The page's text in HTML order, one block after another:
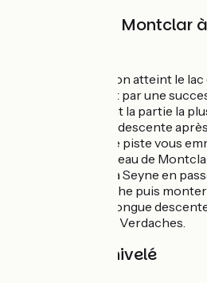
L'Itinéraire de Montclar
Depuis Montclar, on atteint le
hameau de Risolet par une
sentiers. Puis vient la partie la
l'itinéraire dans la descente
Salette. Une petite piste vous
proximité du Château de
Descendre jusqu'à Seyne en
Traverser la Blanche puis
Charcherie. Une longue
permet de gagner Verdaches.
Pentes et dénivelé